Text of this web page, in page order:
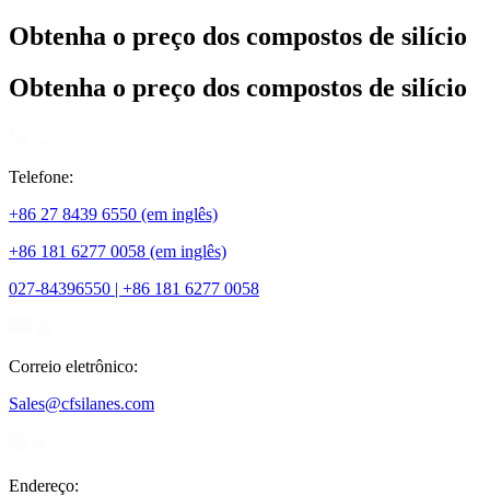
Obtenha o preço dos compostos de silício
Obtenha o preço dos compostos de silício
Telefone:
+86 27 8439 6550 (em inglês)
+86 181 6277 0058 (em inglês)
027-84396550 | +86 181 6277 0058
Correio eletrônico:
Sales@cfsilanes.com
Endereço: